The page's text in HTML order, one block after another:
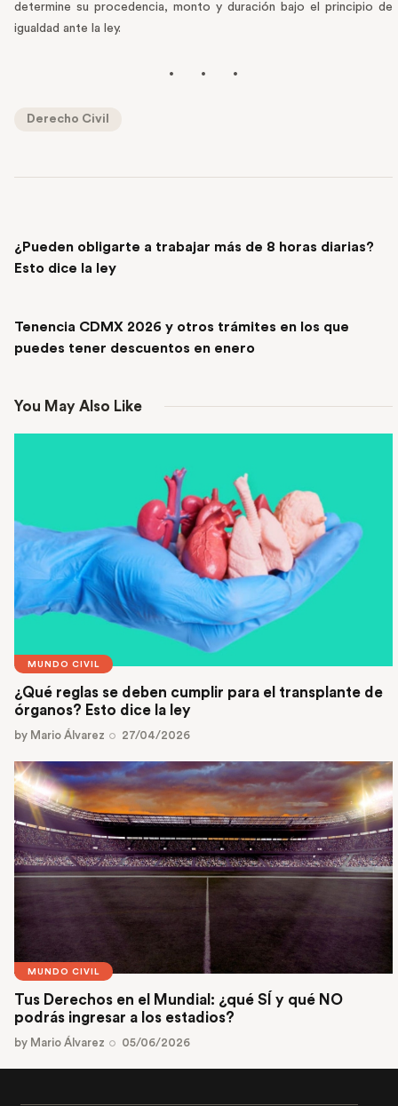
determine su procedencia, monto y duración bajo el principio de
igualdad ante la ley.
Derecho Civil
¿Pueden obligarte a trabajar más de 8 horas diarias?
Esto dice la ley
Tenencia CDMX 2026 y otros trámites en los que
puedes tener descuentos en enero
You May Also Like
MUNDO CIVIL
¿Qué reglas se deben cumplir para el transplante de
órganos? Esto dice la ley
by Mario Álvarez 27/04/2026
MUNDO CIVIL
Tus Derechos en el Mundial: ¿qué SÍ y qué NO
podrás ingresar a los estadios?
by Mario Álvarez 05/06/2026